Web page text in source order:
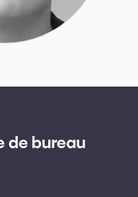
de bureau